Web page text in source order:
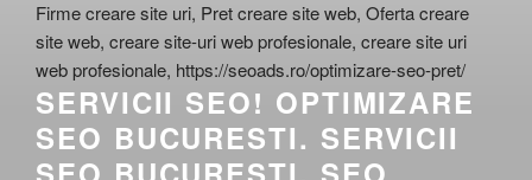
SERVICII SEO! OPTIMIZARE
SEO BUCURESTI. SERVICII